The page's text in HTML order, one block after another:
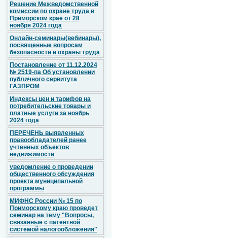
Решение Межведомственной
комиссии по охране труда в
Приморском крае от 28
ноября 2024 года
Онлайн-семинары(вебинары),
посвященные вопросам
безопасности и охраны труда
Постановление от 11.12.2024
№ 2519-па Об установлении
публичного сервитута
ГАЗПРОМ
Индексы цен и тарифов на
потребительские товары и
платные услуги за ноябрь
2024 года
ПЕРЕЧЕНЬ выявленных
правообладателей ранее
учтенных объектов
недвижимости
уведомление о проведении
общественного обсуждения
проекта муниципальной
программы
МИФНС России № 15 по
Приморскому краю проведет
семинар на тему "Вопросы,
связанные с патентной
системой налогообложения"